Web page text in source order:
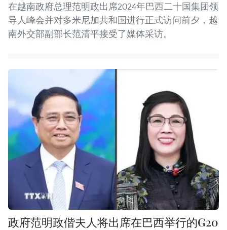
在越南政府总理范明政出席2024年巴西二十国集团领
导人峰会并对多米尼加共和国进行正式访问前夕，越
南外交部副部长范清平接受了媒体采访。
政府范明政偕夫人将出席在巴西举行的G20